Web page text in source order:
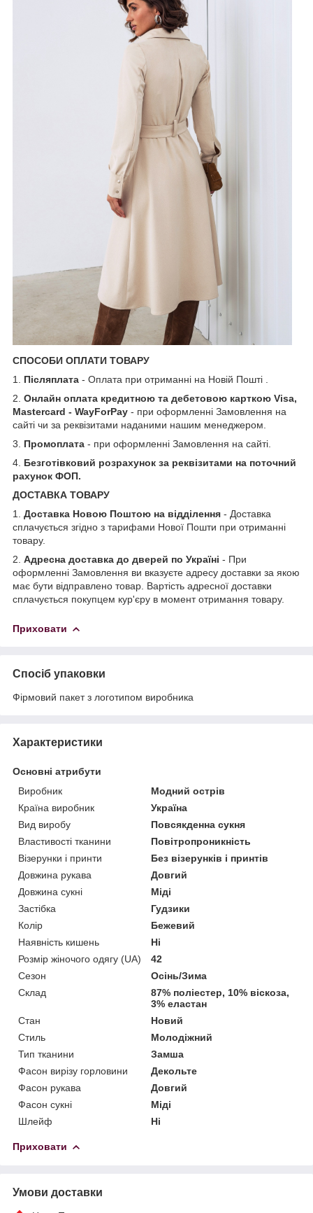
СПОСОБИ ОПЛАТИ ТОВАРУ
1. Післяплата - Оплата при отриманні на Новій Пошті .
2. Онлайн оплата кредитною та дебетовою карткою Visa,
Mastercard - WayForPay - при оформленні Замовлення на
сайті чи за реквізитами наданими нашим менеджером.
3. Промоплата - при оформленні Замовлення на сайті.
4. Безготівковий розрахунок за реквізитами на поточний
рахунок ФОП.
ДОСТАВКА ТОВАРУ
1.
Доставка Новою Поштою на відділення - Доставка
сплачується згідно з тарифами Нової Пошти при отриманні
товару.
2. Адресна доставка до дверей по Україні - При
оформленні Замовлення ви вказуєте адресу доставки за якою
має бути відправлено товар. Вартість адресної доставки
сплачується покупцем кур'єру в момент отримання товару.
Приховати
Спосіб упаковки
Фірмовий пакет з логотипом виробника
Характеристики
Основні атрибути
Виробник
Модний острів
Країна виробник
Україна
Вид виробу
Повсякденна сукня
Властивості тканини
Повітропроникність
Візерунки і принти
Без візерунків і принтів
Довжина рукава
Довгий
Довжина сукні
Міді
Застібка
Гудзики
Колір
Бежевий
Наявність кишень
Ні
Розмір жіночого одягу (UA)
42
Сезон
Осінь/Зима
Склад
87% поліестер, 10% віскоза,
3% еластан
Стан
Новий
Стиль
Молодіжний
Тип тканини
Замша
Фасон вирізу горловини
Декольте
Фасон рукава
Довгий
Фасон сукні
Міді
Шлейф
Ні
Приховати
Умови доставки